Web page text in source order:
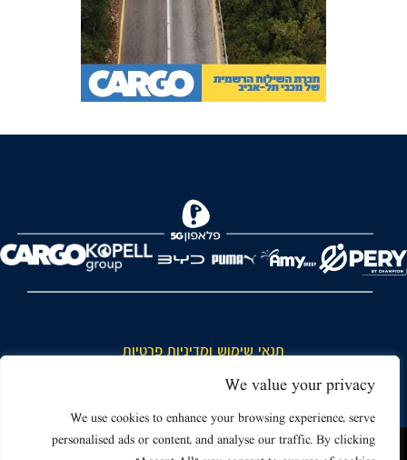
We value your privacy
We use cookies to enhance your browsing experience, serve
personalised ads or content, and analyse our traffic. By clicking
תנאי שימוש ומדיניות פרטיות
כללי כניסה והתנהגות באצטדיון ותנאי שימוש בכרטיסים
דרושים
צור קשר
האתר שאתה גולש בו עשוי להשתמש בעוגיות (קוקיז) ובטכנולוגיות דומות.